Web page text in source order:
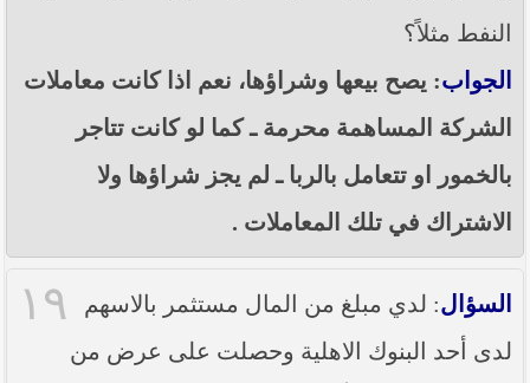
النفط مثلاً؟
الجواب: يصح بيعها وشراؤها، نعم اذا كانت معاملات
الشركة المساهمة محرمة ـ كما لو كانت تتاجر
بالخمور او تتعامل بالربا ـ لم يجز شراؤها ولا
الاشتراك في تلك المعاملات .
١٩ السؤال: لدي مبلغ من المال مستثمر بالاسهم
لدى أحد البنوك الاهلية وحصلت على عرض من